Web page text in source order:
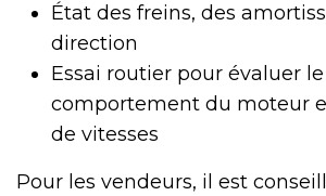
État des freins, des
direction
Essai routier pour évaluer le
comportement du moteur
de vitesses
Pour les vendeurs, il est